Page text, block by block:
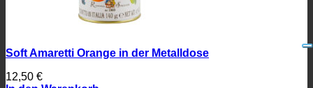
Soft Amaretti Orange in der Metalldose
12,50 €